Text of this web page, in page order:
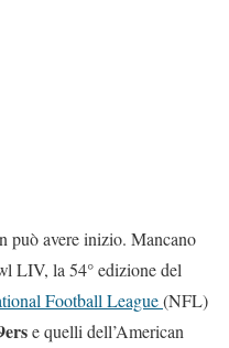
può avere inizio. Mancano
LIV, la 54° edizione del
Football League(NFL)
e quelli dell’American